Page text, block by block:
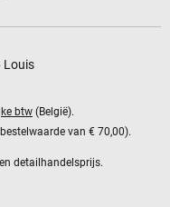
Louis
btw (België).
van € 70,00).
detailhandelsprijs.